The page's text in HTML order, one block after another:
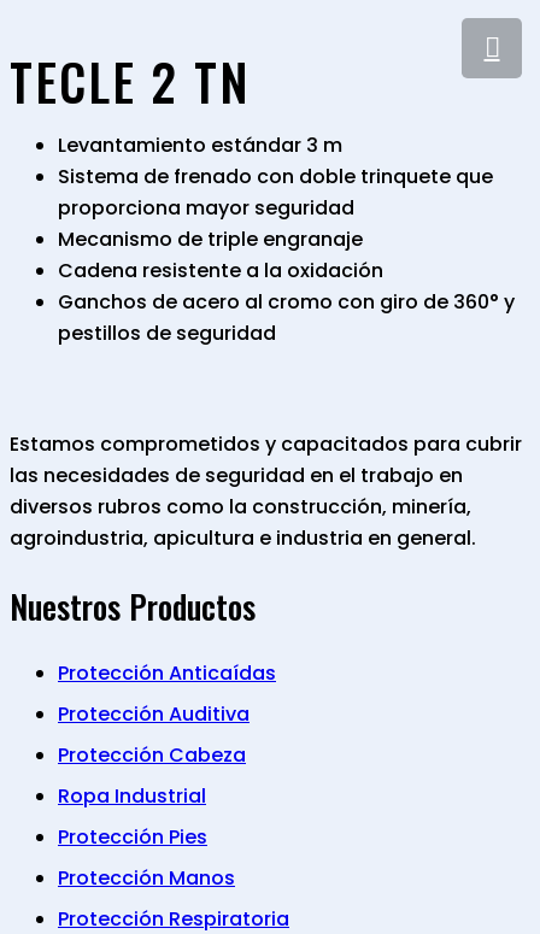
TECLE 2 TN
Levantamiento estándar 3 m
Sistema de frenado con doble trinquete que
proporciona mayor seguridad
Mecanismo de triple engranaje
Cadena resistente a la oxidación
Ganchos de acero al cromo con giro de 360° y
pestillos de seguridad
Estamos comprometidos y capacitados para cubrir
las necesidades de seguridad en el trabajo en
diversos rubros como la construcción, minería,
agroindustria, apicultura e industria en general.
Nuestros Productos
Protección Anticaídas
Protección Auditiva
Protección Cabeza
Ropa Industrial
Protección Pies
Protección Manos
Protección Respiratoria